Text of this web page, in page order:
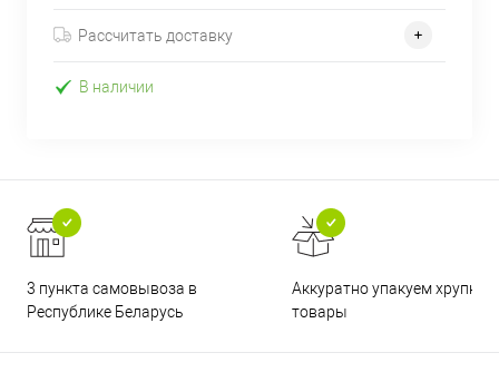
Рассчитать доставку
В наличии
3 пункта самовывоза в
Республике Беларусь
Аккуратно упакуем хрупкие
товары